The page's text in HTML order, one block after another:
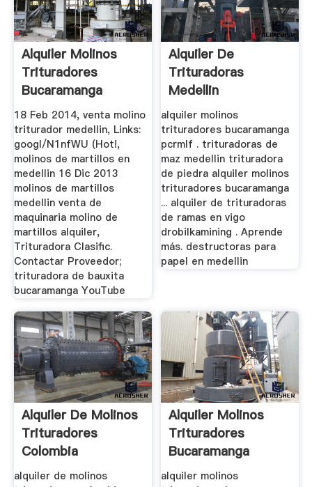
Alquiler Molinos
Trituradores
Bucaramanga
18 Feb 2014, venta molino
triturador medellin, Links:
googl/N1nfWU (Hot!,
molinos de martillos en
medellin 16 Dic 2013
molinos de martillos
medellin venta de
maquinaria molino de
martillos alquiler,
Trituradora Clasific.
Contactar Proveedor;
trituradora de bauxita
bucaramanga YouTube
Alquiler De
Trituradoras
Medellin
alquiler molinos
trituradores bucaramanga
pcrmlf . trituradoras de
maz medellin trituradora
de piedra alquiler molinos
trituradores bucaramanga
... alquiler de trituradoras
de ramas en vigo
drobilkamining . Aprende
más. destructoras para
papel en medellin
Alquiler De Molinos
Trituradores
Colombia
alquiler de molinos
Alquiler Molinos
Trituradores
Bucaramanga
alquiler molinos